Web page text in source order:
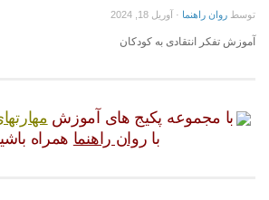
توسط روان راهنما · آوریل 18, 2024
آموزش تفکر انتقادی به کودکان
با مجموعه پکیج های آموزش
با روان راهنما همراه